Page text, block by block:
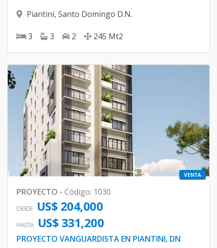
Piantini, Santo Domingo D.N.
3 3 2 245 Mt2
VENTA
PROYECTO - Código: 1030
DESDE US$ 204,000
HASTA US$ 331,200
PROYECTO VANGUARDISTA EN PIANTINI, DN